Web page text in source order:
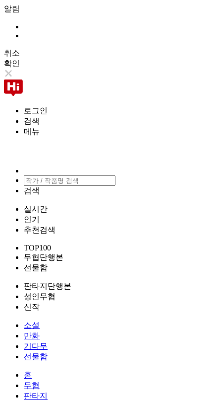
알림
취소
확인
로그인
검색
메뉴
검색
실시간
인기
추천검색
TOP100
무협단행본
선물함
판타지단행본
성인무협
신작
소설
만화
기다무
선물함
홈
무협
판타지